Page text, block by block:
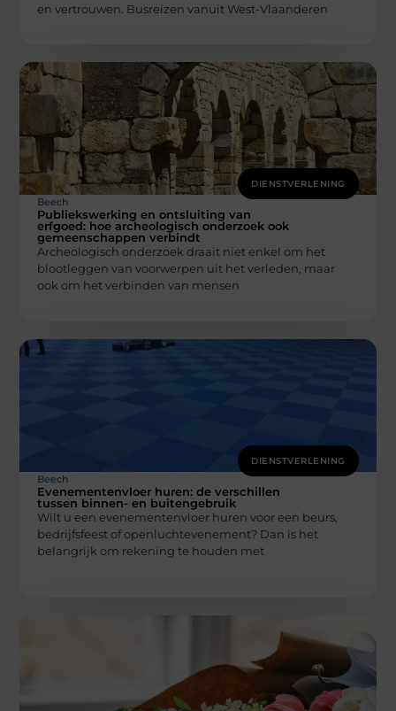
en vertrouwen. Busreizen vanuit West-Vlaanderen
DIENSTVERLENING
Beech
Publiekswerking en ontsluiting van
erfgoed: hoe archeologisch onderzoek ook
gemeenschappen verbindt
Archeologisch onderzoek draait niet enkel om het
blootleggen van voorwerpen uit het verleden, maar
ook om het verbinden van mensen
DIENSTVERLENING
Beech
Evenementenvloer huren: de verschillen
tussen binnen- en buitengebruik
Wilt u een evenementenvloer huren voor een beurs,
bedrijfsfeest of openluchtevenement? Dan is het
belangrijk om rekening te houden met